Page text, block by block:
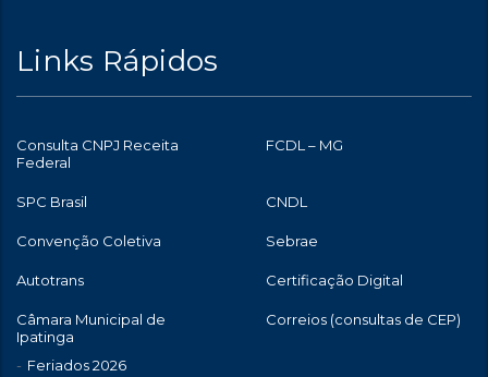
Links Rápidos
Consulta CNPJ Receita
Federal
FCDL – MG
SPC Brasil CNDL
Convenção Coletiva Sebrae
Autotrans Certificação Digital
Câmara Municipal de
Ipatinga
Feriados 2026
Correios (consultas de CEP)